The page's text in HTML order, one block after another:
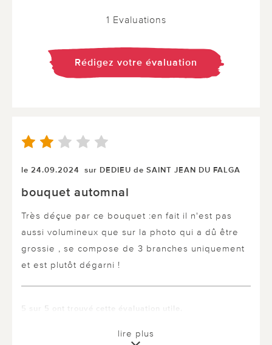
1 Evaluations
Rédigez votre évaluation
le 24.09.2024 sur DEDIEU de SAINT JEAN DU FALGA
bouquet automnal
Très déçue par ce bouquet :en fait il n'est pas
aussi volumineux que sur la photo qui a dû être
grossie , se compose de 3 branches uniquement
et est plutôt dégarni !
5 sur 5 ont trouvé cette évaluation utile.
pas utile
lire plus